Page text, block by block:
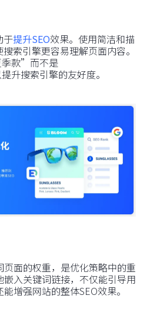
于提升SEO效果。使用简洁和描
索引擎更容易理解页面内容。
款”而不是
升搜索引擎的友好度。
面的权重，是优化策略中的重
入关键词链接，不仅能引导用
增强网站的整体SEO效果。